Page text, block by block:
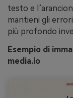
testo e
mantieni gli
più profondo
Esempio di
media.io